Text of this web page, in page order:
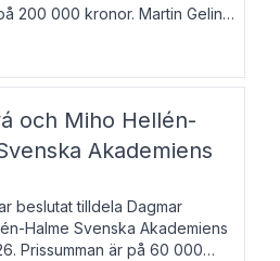
200 000 kronor. Martin Gelin,
författare. Han lever
många år bosat
och Miho Hellén-
Akademiens
beslutat tilldela Dagmar
Halme Svenska Akademiens
Prissumman är på 60 000